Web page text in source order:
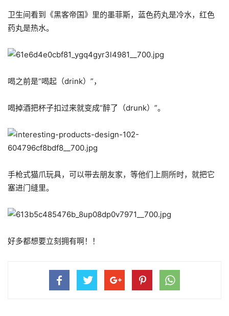
卫生间看到《黑客帝国》里的墨菲斯，蓝色药丸是冷水，红色
药丸是热水。
喝之前是“喝起（drink）”，
喝掉酒把杯子扣过来就变成“醉了（drunk）”。
手枪式猫爪玩具，可以带去朋友家，等他们上厕所时，就把它
塞进门缝里。
好多都想要立刻拥有啊！！